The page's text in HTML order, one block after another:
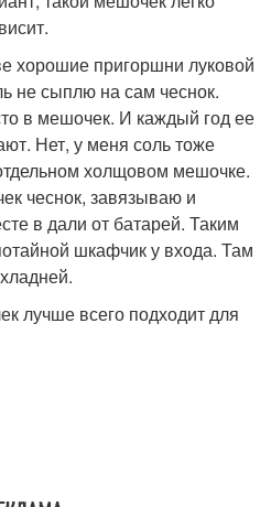
хорошие пригоршни луковой
не сыплю на сам чеснок.
в мешочек. И каждый год ее
Нет, у меня соль тоже
холщовом мешочке.
чеснок, завязываю и
в дали от батарей. Таким
шкафчик у входа. Там
лучше всего подходит для